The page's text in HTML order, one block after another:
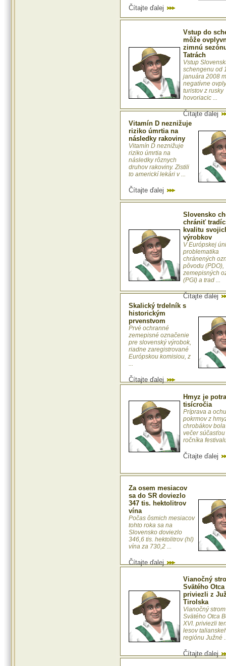
Čítajte ďalej
Vstup do
môže
zimnú
Tatrách
Vstup
schengenu od
januára 2008
negatívne
turistov z rusky
hovoriacic ...
Čítajte ďalej
Vitamín D neznižuje
riziko úmrtia na
následky rakoviny
Vitamín D neznižuje
riziko úmrtia na
následky rôznych
druhov rakoviny. Zistili
to americkí lekári v ...
Čítajte ďalej
Slovensko
chrániť
kvalitu
výrobkov
V Európskej
problematika
chránených
pôvodu (PDO),
zemepisných
(PGI) a trad ...
Čítajte ďalej
Skalický trdelník s
historickým
prvenstvom
Prvé ochranné
zemepisné označenie
pre slovenský výrobok,
riadne zaregistrované
Európskou komisiou, z
...
Čítajte ďalej
Hmyz je
tisícročia
Príprava a
pokrmov z
chrobákov
večer súčasťou
ročníka
Čítajte ďalej
Za osem mesiacov
sa do SR doviezlo
347 tis. hektolitrov
vína
Počas ôsmich mesiacov
tohto roka sa na
Slovensko doviezlo
346,6 tis. hektolitrov (hl)
vína za 730,2 ...
Čítajte ďalej
Vianočný
Svätého Otca
priviezli z
Tirolska
Vianočný
Svätého Otca
XVI. priviezli
lesov
regiónu Južné
Čítajte ďalej